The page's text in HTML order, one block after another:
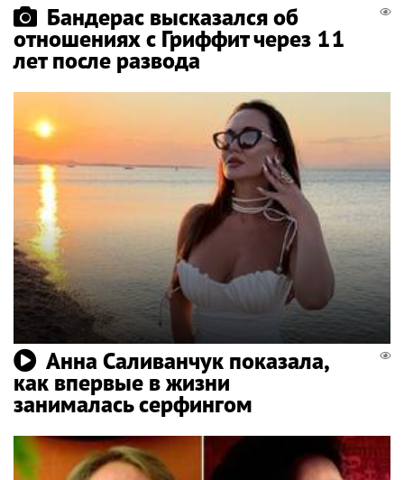
Бандерас высказался об
отношениях с Гриффит через 11
лет после развода
Анна Саливанчук показала,
как впервые в жизни
занималась серфингом